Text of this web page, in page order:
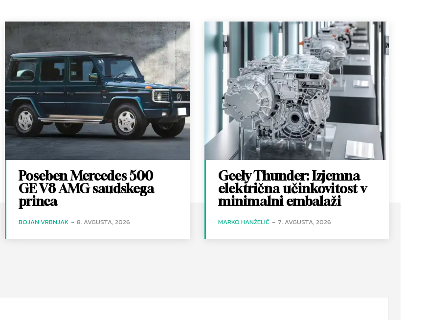
Poseben Mercedes 500
GE V8 AMG saudskega
princa
BOJAN VRBNJAK - 8. AVGUSTA, 2026
Geely Thunder: Izjemna
električna učinkovitost v
minimalni embalaži
MARKO HANŽELIČ - 7. AVGUSTA, 2026